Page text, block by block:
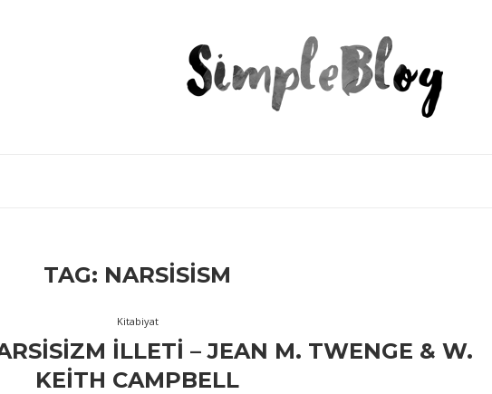
TAG: NARSISISM
Kitabiyat
İLLETI – JEAN M. TWENGE & W.
KEITH CAMPBELL